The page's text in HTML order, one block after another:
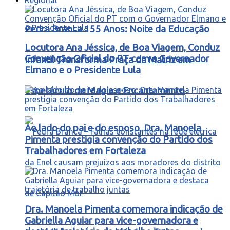
Pedra Branca 155 Anos: Noite da Educação
Infantil Transforma Praça da Matriz em
Espetáculo de Magia e Encantamento
Locutora Ana Jéssica, de Boa Viagem, Conduz
Convenção Oficial do PT com o Governador
Elmano e o Presidente Lula
Ao lado do pai e do esposo, Dra. Manoela
Pimenta prestigia convenção do Partido dos
Trabalhadores em Fortaleza
Dra. Manoela Pimenta comemora indicação de
Gabriella Aguiar para vice-governadora e